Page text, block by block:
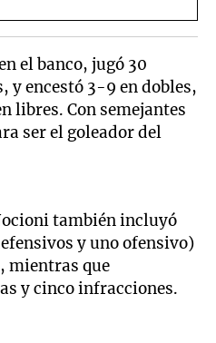
el banco, jugó 30
y encestó 3-9 en dobles,
libres. Con semejantes
ser el goleador del
también incluyó
y uno ofensivo)
mientras que
y cinco infracciones.